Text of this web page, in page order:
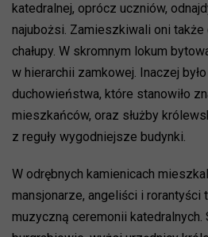
katedralnej, oprócz uczniów,
najubożsi. Zamieszkiwali oni
chałupy. W skromnym lokum
w hierarchii zamkowej. Inaczej
duchowieństwa, które stanowiło
mieszkańców, oraz służby
z reguły wygodniejsze budynki.
W odrębnych kamienicach
mansjonarze, angeliści i rorantyści
muzyczną ceremonii katedralnych.